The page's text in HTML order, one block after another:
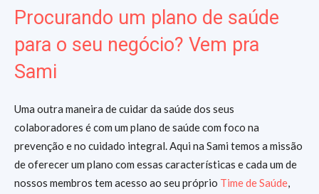
Procurando um plano de saúde
para o seu negócio? Vem pra
Sami
Uma outra maneira de cuidar da saúde dos seus
colaboradores é com um plano de saúde com foco na
prevenção e no cuidado integral. Aqui na Sami temos a missão
de oferecer um plano com essas características e cada um de
nossos membros tem acesso ao seu próprio Time de Saúde,